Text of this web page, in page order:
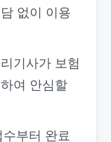
없이 이용
기사가 보험
여 안심할
부터 완료